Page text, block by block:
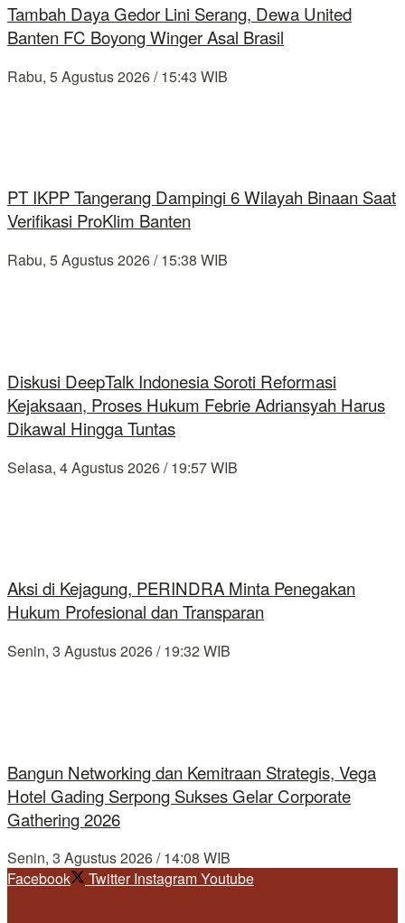
Tambah Daya Gedor Lini Serang, Dewa United
Banten FC Boyong Winger Asal Brasil
Rabu, 5 Agustus 2026 / 15:43 WIB
PT IKPP Tangerang Dampingi 6 Wilayah Binaan Saat
Verifikasi ProKlim Banten
Rabu, 5 Agustus 2026 / 15:38 WIB
Diskusi DeepTalk Indonesia Soroti Reformasi
Kejaksaan, Proses Hukum Febrie Adriansyah Harus
Dikawal Hingga Tuntas
Selasa, 4 Agustus 2026 / 19:57 WIB
Aksi di Kejagung, PERINDRA Minta Penegakan
Hukum Profesional dan Transparan
Senin, 3 Agustus 2026 / 19:32 WIB
Bangun Networking dan Kemitraan Strategis, Vega
Hotel Gading Serpong Sukses Gelar Corporate
Gathering 2026
Senin, 3 Agustus 2026 / 14:08 WIB
Facebook
Twitter InstagramYoutube